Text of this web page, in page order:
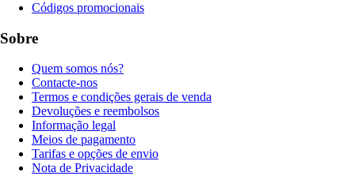
Códigos promocionais
Sobre
Quem somos nós?
Contacte-nos
Termos e condições gerais de venda
Devoluções e reembolsos
Informação legal
Meios de pagamento
Tarifas e opções de envio
Nota de Privacidade